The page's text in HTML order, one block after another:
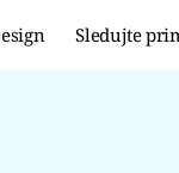
Sledujte